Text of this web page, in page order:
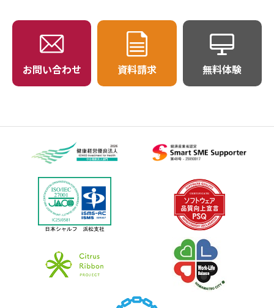
お問い合わせ 資料請求 無料体験